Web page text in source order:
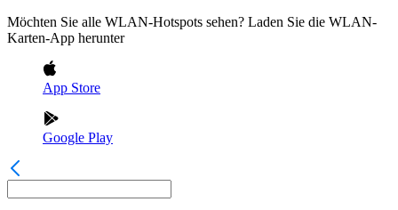
Möchten Sie alle WLAN-Hotspots sehen? Laden Sie die WLAN-
Karten-App herunter
App Store
Google Play